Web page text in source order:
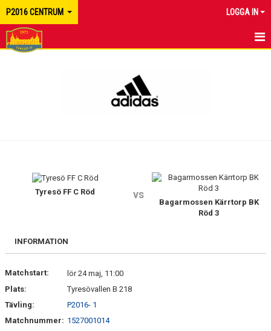
P2016 CENTRUM LOGGA IN
BILDGALLERI
KONTAKT
Tyresö FF C Röd vs
Bagarmossen Kärrtorp BK
Röd 3
INFORMATION
Matchstart:
lör 24 maj, 11:00
Plats:
Tyresövallen B 218
Tävling:
P2016- 1
Matchnummer: 1527001014